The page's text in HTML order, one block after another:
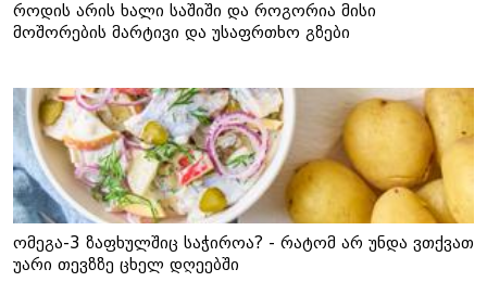
როდის არის ხალი საშიში და როგორია მისი
მოშორების მარტივი და უსაფრთხო გზები
ომეგა-3 ზაფხულშიც საჭიროა? - რატომ არ უნდა ვთქვათ
უარი თევზზე ცხელ დღეებში